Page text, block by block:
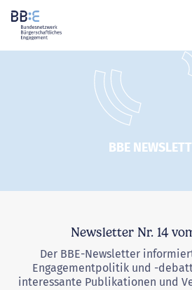
BBE
Newsletter Nr. 14
Der BBE-Newsletter
Engagementpolitik und -
interessante Publikationen und